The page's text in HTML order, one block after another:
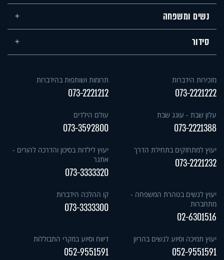
נשים ומשפחה
סידור
מזכירות הידברות
073-2221222
תרומות ושותפות בהידברות
073-2221212
עלון שבת - עונג שבת
073-2221388
עולם הילדים
073-3592800
יעוץ למתחזקים בתחילת הדרך
073-2221232
יעוץ לילדות בסיכון והדרכה להורים -
אתגר
073-3333320
יעוץ לנשים בטהרת המשפחה -
מתחברות
02-6301516
קו ההלכה הידברות
073-3333300
יעוץ תמיכה וסיוע לנשים בהריון
052-9551591
דיווח וסיוע במקרי התבוללות
052-9551591